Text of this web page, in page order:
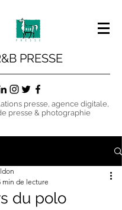
PRESSE
presse, agence digitale,
presse & photographie
du polo
min de lecture